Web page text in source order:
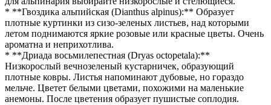
* **Гвоздика альпийская (Dianthus alpinus):** Образует
плотные куртинки из сизо-зеленых листьев, над которыми
летом поднимаются яркие розовые или красные цветы. Очень
ароматна и неприхотлива.
* **Дриада восьмилепестная (Dryas octopetala):**
Низкорослый вечнозеленый кустарничек, образующий
плотные ковры. Листья напоминают дубовые, но гораздо
мельче. Цветет белыми цветами, похожими на маленькие
анемоны. После цветения образует пушистые соплодия.